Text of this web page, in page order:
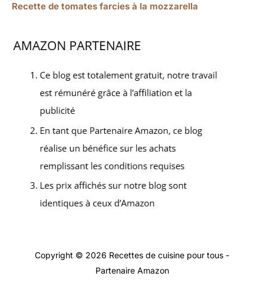
Recette de tomates farcies à la mozzarella
Copyright © 2026 Recettes de cuisine pour tous -
Partenaire Amazon